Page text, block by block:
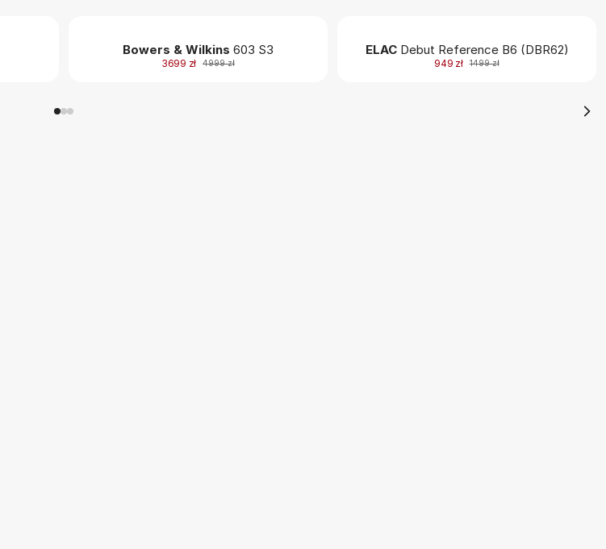
Bowers & Wilkins 603 S3
3699 zł 4999 zł
ELACDebut Reference B6 (DBR62)
949 zł 1499 zł